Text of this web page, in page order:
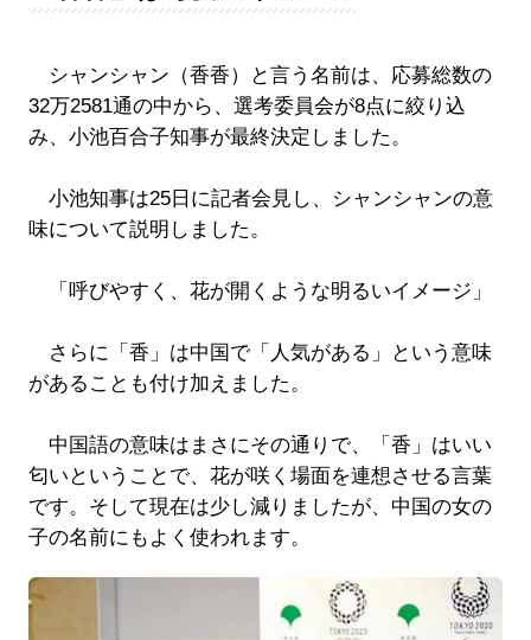
シャンシャン（香香）と言う名前は、応募総数の
32万2581通の中から、選考委員会が8点に絞り込
み、小池百合子知事が最終決定しました。
小池知事は25日に記者会見し、シャンシャンの意
味について説明しました。
「呼びやすく、花が開くような明るいイメージ」
さらに「香」は中国で「人気がある」という意味
があることも付け加えました。
中国語の意味はまさにその通りで、「香」はいい
匂いということで、花が咲く場面を連想させる言葉
です。そして現在は少し減りましたが、中国の女の
子の名前にもよく使われます。